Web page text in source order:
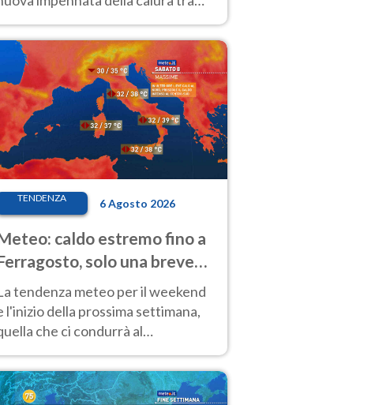
al Nord.
TENDENZA 6 Agosto 2026
caldo estremo fino a
solo una breve
Ecco dove
tendenza meteo per il weekend
l'inizio della prossima settimana,
che ci condurrà al
molto elevate